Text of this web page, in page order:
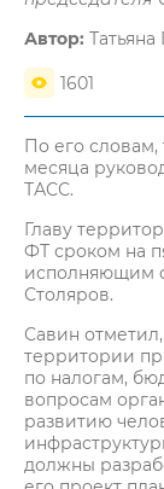
Автор: Татьяна
1601
По его словам,
месяца
ТАСС.
Главу
ФТ сроком на
исполняющим
Столяров.
Савин
территории
по налогам,
вопросам
развитию
должны